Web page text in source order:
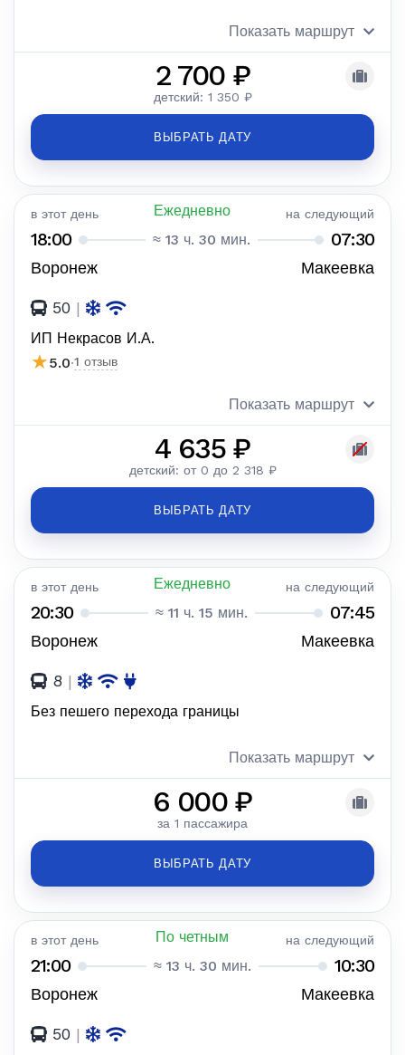
Показать маршрут
2 700 ₽
детский: 1 350 ₽
ВЫБРАТЬ ДАТУ
в этот день Ежедневно на следующий
18:00 ≈ 13 ч. 30 мин. 07:30
Воронеж Макеевка
50 |
ИП Некрасов И.А.
★5.0·1 отзыв
Показать маршрут
4 635 ₽
детский: от 0 до 2 318 ₽
ВЫБРАТЬ ДАТУ
в этот день Ежедневно на следующий
20:30 ≈ 11 ч. 15 мин. 07:45
Воронеж Макеевка
8 |
Без пешего перехода границы
Показать маршрут
6 000 ₽
за 1 пассажира
ВЫБРАТЬ ДАТУ
в этот день По четным на следующий
21:00 ≈ 13 ч. 30 мин. 10:30
Воронеж Макеевка
50 |